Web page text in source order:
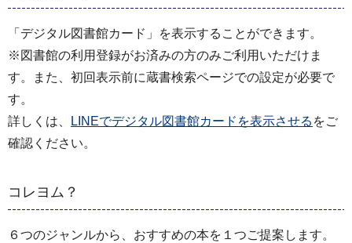
「デジタル図書館カード」を表示することができます。
※図書館の利用登録がお済みの方のみご利用いただけま
す。また、初回表示前に蔵書検索ページでの設定が必要で
す。
詳しくは、
LINEでデジタル図書館カードを表示させる をご
確認ください。
コレヨム？
６つのジャンルから、おすすめの本を１つご提案します。